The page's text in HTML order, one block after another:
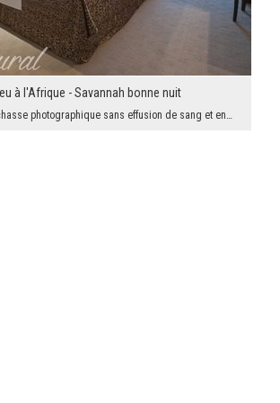
à l'Afrique - Savannah bonne nuit